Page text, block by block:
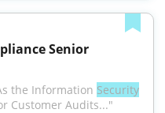
Senior
the Information Security
Customer Audits..."